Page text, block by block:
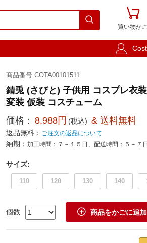


買い物か

商品番号:COTA00101511
錆兎 (さびと) 子供用 コスプレ衣
変装 仮装 コスチューム
価格： 8,988円 (税込) & 送料無料
返品無料： ご注文の返品について
納期： 加工時間：７－１５日、配送時間：５－７
サイズ:
110 120 130 140
個数  商品をかごに追加